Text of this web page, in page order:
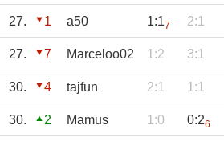
27. 1 a50 1:17 2:1
27. 7 Marceloo02 1:2 3:1
30. 4 tajfun 2:1 1:1
30. 2 Mamus 1:0 0:26